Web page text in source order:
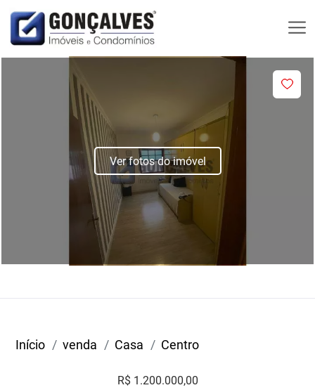
Ver fotos do imóvel
Início venda Casa Centro
R$ 1.200.000,00